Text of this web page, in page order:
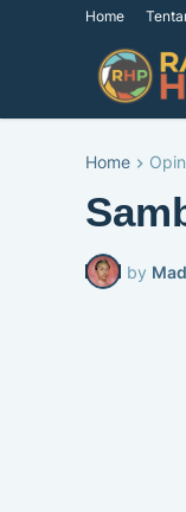
Home
Home
by